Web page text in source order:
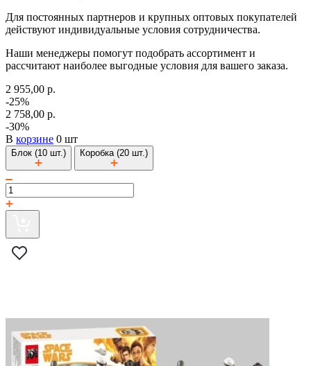
Для постоянных партнеров и крупных оптовых покупателей
действуют индивидуальные условия сотрудничества.
Наши менеджеры помогут подобрать ассортимент и
рассчитают наиболее выгодные условия для вашего заказа.
2 955,00 р.
-25%
2 758,00 р.
-30%
В корзине 0 шт
Блок (10 шт.) Коробка (20 шт.)